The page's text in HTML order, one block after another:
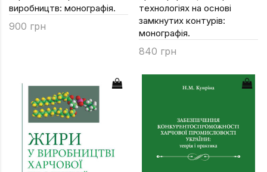
виробництв: монографія.
900 грн
технологіях на основі
замкнутих контурів:
монографія.
840 грн